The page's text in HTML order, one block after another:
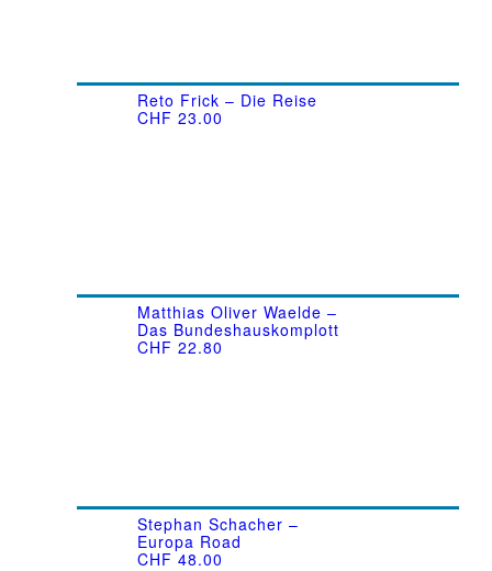
Reto Frick – Die Reise
CHF 23.00
Matthias Oliver Waelde –
Das Bundeshauskomplott
CHF 22.80
Stephan Schacher –
Europa Road
CHF 48.00